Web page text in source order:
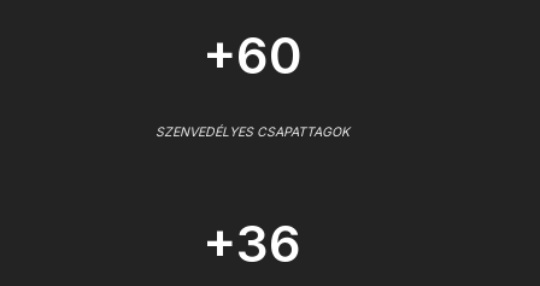
+60
SZENVEDÉLYES CSAPATTAGOK
+36